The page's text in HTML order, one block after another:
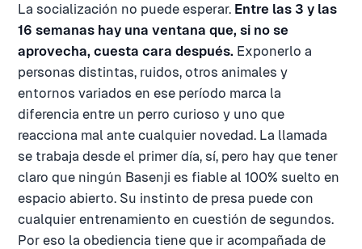
La socialización no puede esperar. Entre las 3 y las
16 semanas hay una ventana que, si no se
aprovecha, cuesta cara después. Exponerlo a
personas distintas, ruidos, otros animales y
entornos variados en ese período marca la
diferencia entre un perro curioso y uno que
reacciona mal ante cualquier novedad. La llamada
se trabaja desde el primer día, sí, pero hay que tener
claro que ningún Basenji es fiable al 100% suelto en
espacio abierto. Su instinto de presa puede con
cualquier entrenamiento en cuestión de segundos.
Por eso la obediencia tiene que ir acompañada de